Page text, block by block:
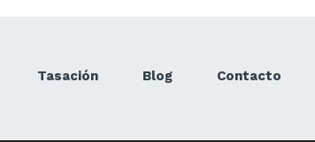
Tasación Blog Contacto